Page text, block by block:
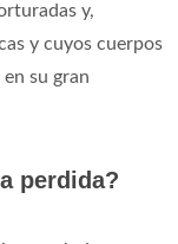
y,
y cuyos cuerpos
su gran
perdida?